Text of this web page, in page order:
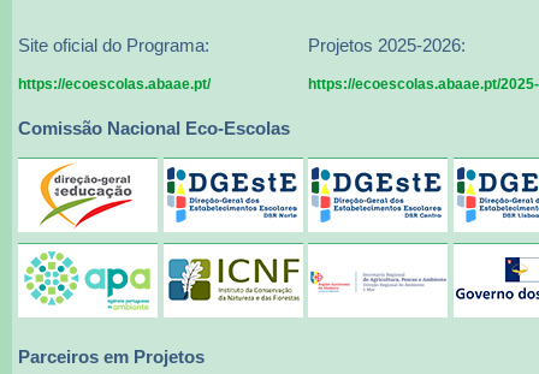
Site oficial do Programa:
https://ecoescolas.abaae.pt/
Projetos 2025-2026:
https://ecoescolas.abaae.pt/
Comissão Nacional Eco-Escolas
Parceiros em Projetos